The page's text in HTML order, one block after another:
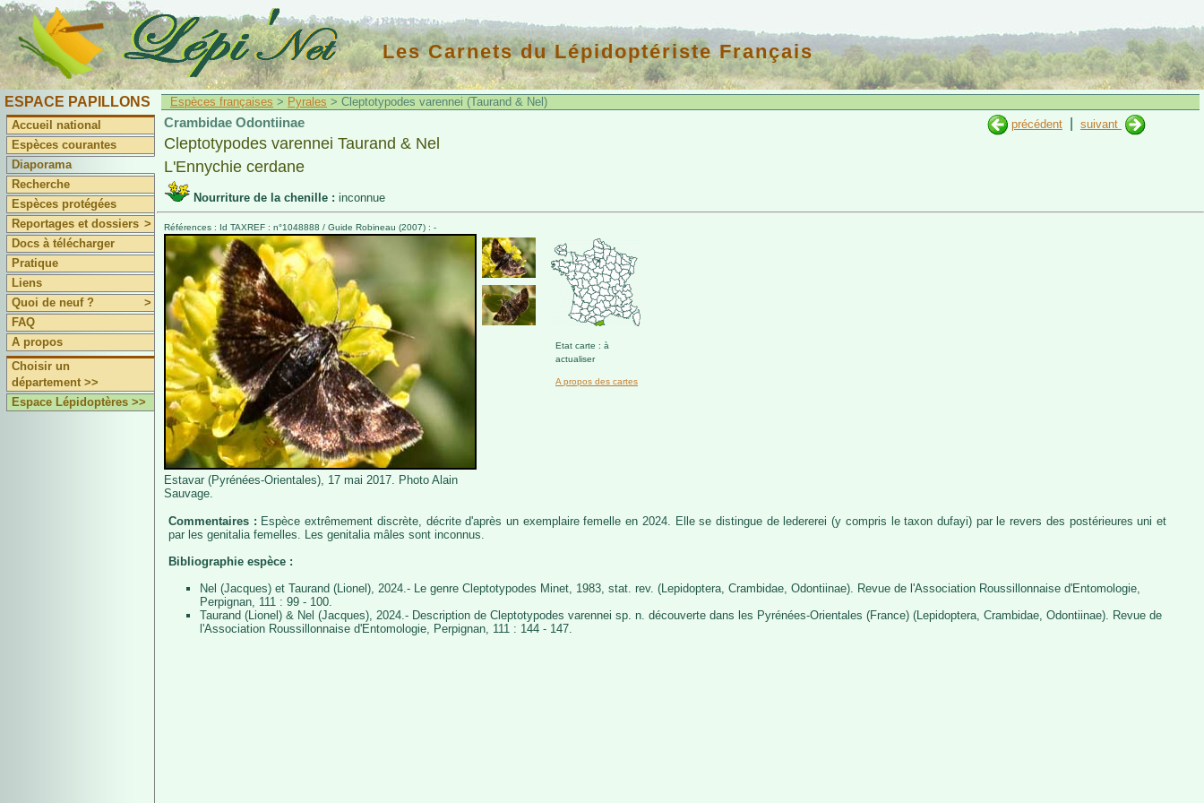
Les Carnets du Lépidoptériste Français
ESPACE PAPILLONS
Accueil national
Espèces courantes
Diaporama
Recherche
Espèces protégées
Reportages et dossiers >
Docs à télécharger
Pratique
Liens
Quoi de neuf ?
>
FAQ
A propos
Choisir un
département >>
Espace Lépidoptères >>
Espèces françaises > Pyrales > Cleptotypodes varennei (Taurand & Nel)
précédent
suivant
Crambidae Odontiinae
Cleptotypodes varennei Taurand & Nel
L'Ennychie cerdane
Nourriture de la chenille : inconnue
Références : Id TAXREF : n°1048888 / Guide Robineau (2007) : -
Estavar (Pyrénées-Orientales), 17 mai 2017. Photo Alain
Sauvage.
Etat carte : à
actualiser
A propos des cartes
Commentaires : Espèce extrêmement discrète, décrite d'après un exemplaire femelle en 2024. Elle se distingue de ledererei (y compris le taxon dufayi) par le revers des postérieures uni et
par les genitalia femelles. Les genitalia mâles sont inconnus.
Bibliographie espèce :
Nel (Jacques) et Taurand (Lionel), 2024.- Le genre Cleptotypodes Minet, 1983, stat. rev. (Lepidoptera, Crambidae, Odontiinae). Revue de l'Association Roussillonnaise d'Entomologie,
Perpignan, 111 : 99 - 100.
Taurand (Lionel) & Nel (Jacques), 2024.- Description de Cleptotypodes varennei sp. n. découverte dans les Pyrénées-Orientales (France) (Lepidoptera, Crambidae, Odontiinae). Revue de
l'Association Roussillonnaise d'Entomologie, Perpignan, 111 : 144 - 147.